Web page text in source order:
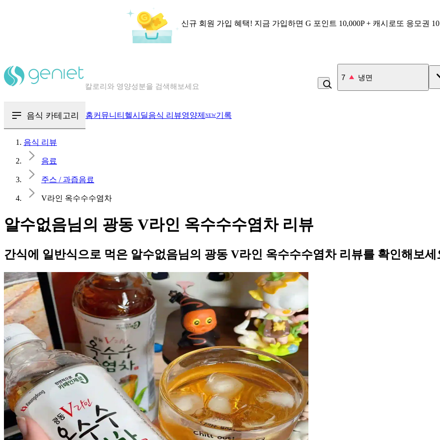
신규 회원 가입 혜택! 지금 가입하면 G 포인트 10,000P + 캐시로또 응모권
혈당 · 다이어트 음식 검색해보세요
8 콩국수
음식 카테고리 홈커뮤니티 헬시딜음식 리뷰영양제 NEW기록
음식 리뷰
음료
주스 / 과즙음료
V라인 옥수수수염차
알수없음님의 광동 V라인 옥수수수염차 리뷰
간식에 일반식으로 먹은 알수없음님의 광동 V라인 옥수수수염차 리뷰를 확인해보세